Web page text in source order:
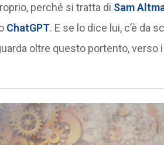
perché si tratta di Sam
ChatGPT. E se lo dice lui, c’è da
oltre questo portento, verso